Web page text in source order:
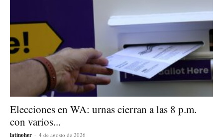
Elecciones en WA: urnas cierran a las 8 p.m.
con varios...
latinoher - 4 de agosto de 2026